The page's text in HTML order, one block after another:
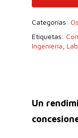
Categorías:
Etiquetas:
Ingeniería
Un